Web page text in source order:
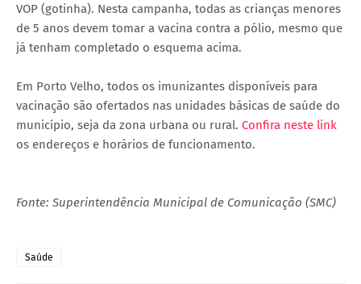
VOP (gotinha). Nesta campanha, todas as crianças menores
de 5 anos devem tomar a vacina contra a pólio, mesmo que
já tenham completado o esquema acima.
Em Porto Velho, todos os imunizantes disponíveis para
vacinação são ofertados nas unidades básicas de saúde do
município, seja da zona urbana ou rural. Confira neste link
os endereços e horários de funcionamento.
Fonte: Superintendência Municipal de Comunicação (SMC)
Saúde